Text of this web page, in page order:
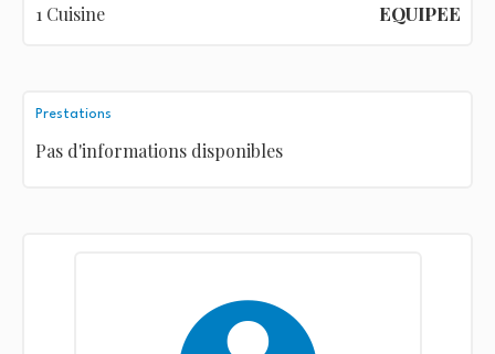
1 Cuisine
EQUIPEE
Prestations
Pas d'informations disponibles